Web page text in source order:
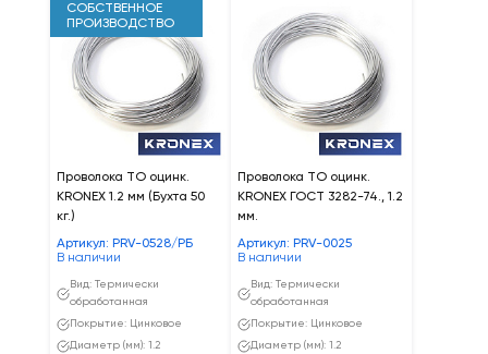
СОБСТВЕННОЕ
ПРОИЗВОДСТВО
Проволока ТО оцинк.
KRONEX 1.2 мм (Бухта 50
кг.)
Артикул: PRV-0528/РБ
В наличии
Вид: Термически
обработанная
Покрытие: Цинковое
Диаметр (мм): 1.2
Проволока ТО оцинк.
KRONEX ГОСТ 3282-74., 1.2
мм.
Артикул: PRV-0025
В наличии
Вид: Термически
обработанная
Покрытие: Цинковое
Диаметр (мм): 1.2